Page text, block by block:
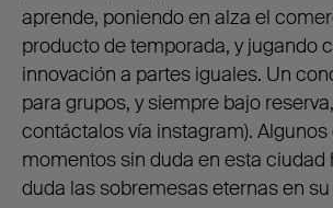
aprende, poniendo en alza el
producto de temporada, y jugando
innovación a partes iguales. Un
para grupos, y siempre bajo
contáctalos vía instagram).
momentos sin duda en esta ciudad
duda las sobremesas eternas en